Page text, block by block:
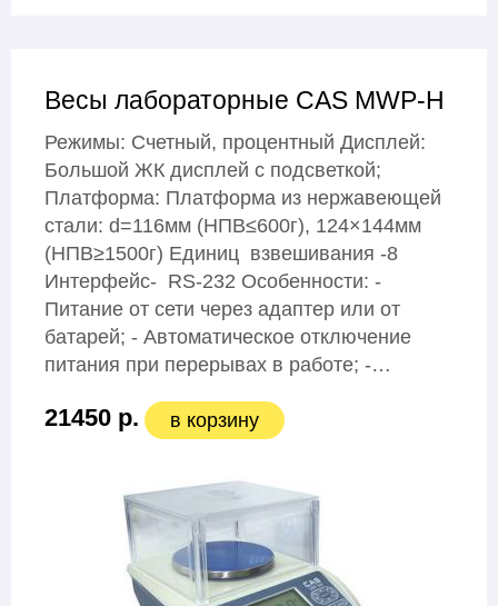
Весы лабораторные CAS MWP-H
Режимы: Счетный, процентный Дисплей:
Большой ЖК дисплей с подсветкой;
Платформа: Платформа из нержавеющей
стали: d=116мм (НПВ≤600г), 124×144мм
(НПВ≥1500г) Единиц взвешивания -8
Интерфейс- RS-232 Особенности: -
Питание от сети через адаптер или от
батарей; - Автоматическое отключение
питания при перерывах в работе; -…
21450 р. в корзину